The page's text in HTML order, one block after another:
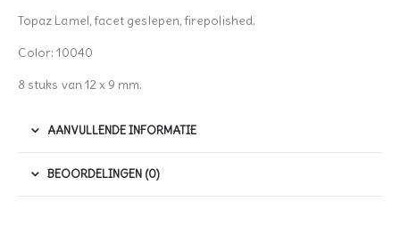
Topaz Lamel, facet geslepen, firepolished.
Color: 10040
8 stuks van 12 x 9 mm.
AANVULLENDE INFORMATIE
BEOORDELINGEN (0)